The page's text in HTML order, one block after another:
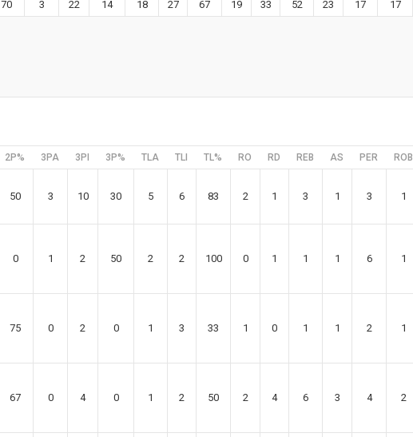
70 3 22 14 18 27 67 19 33 52 23 17 17
2P% 3PA 3PI 3P% TLA TLI TL% RO RD REB AS PER ROB
50 3 10 30 5 6 83 2 1 3 1 3 1
0 1 2 50 2 2 100 0 1 1 1 6 1
75 0 2 0 1 3 33 1 0 1 1 2 1
67 0 4 0 1 2 50 2 4 6 3 4 2